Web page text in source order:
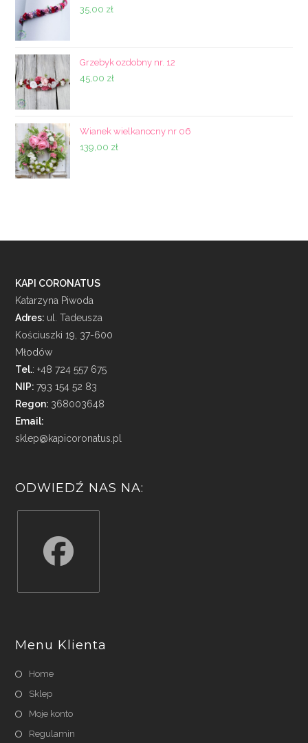
35,00 zł
Grzebyk ozdobny nr. 12
45,00 zł
Wianek wielkanocny nr 06
139,00 zł
KAPI CORONATUS
Katarzyna Piwoda
Adres: ul. Tadeusza
Kościuszki 19, 37-600
Młodów
Tel.: +48 724 557 675
NIP:793 154 52 83
Regon: 368003648
Email:
sklep@kapicoronatus.pl
ODWIEDŹ NAS NA:
new
tab
Menu Klienta
Home
Sklep
Moje konto
Regulamin